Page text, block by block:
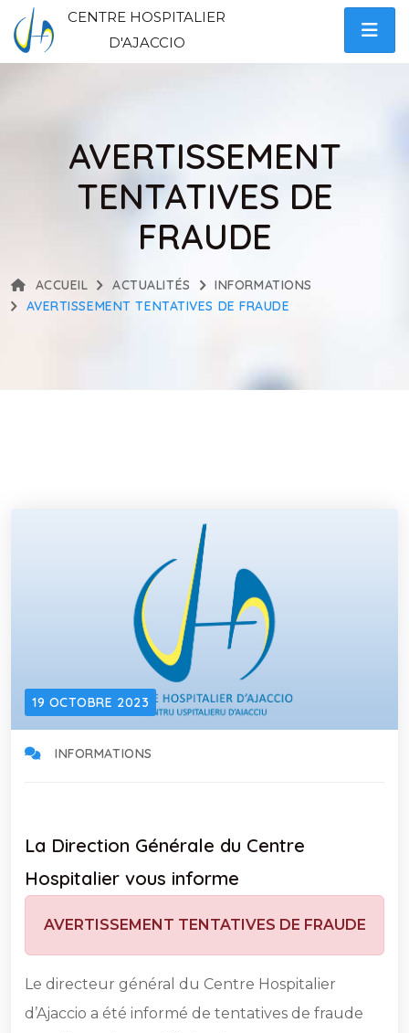
CENTRE HOSPITALIER
D'AJACCIO
AVERTISSEMENT
TENTATIVES DE
FRAUDE
ACCUEIL ACTUALITÉS
INFORMATIONS
AVERTISSEMENT TENTATIVES DE FRAUDE
19 OCTOBRE 2023
INFORMATIONS
La Direction Générale du Centre
Hospitalier vous informe
AVERTISSEMENT TENTATIVES DE FRAUDE
Le directeur général du Centre Hospitalier
d’Ajaccio a été informé de tentatives de fraude